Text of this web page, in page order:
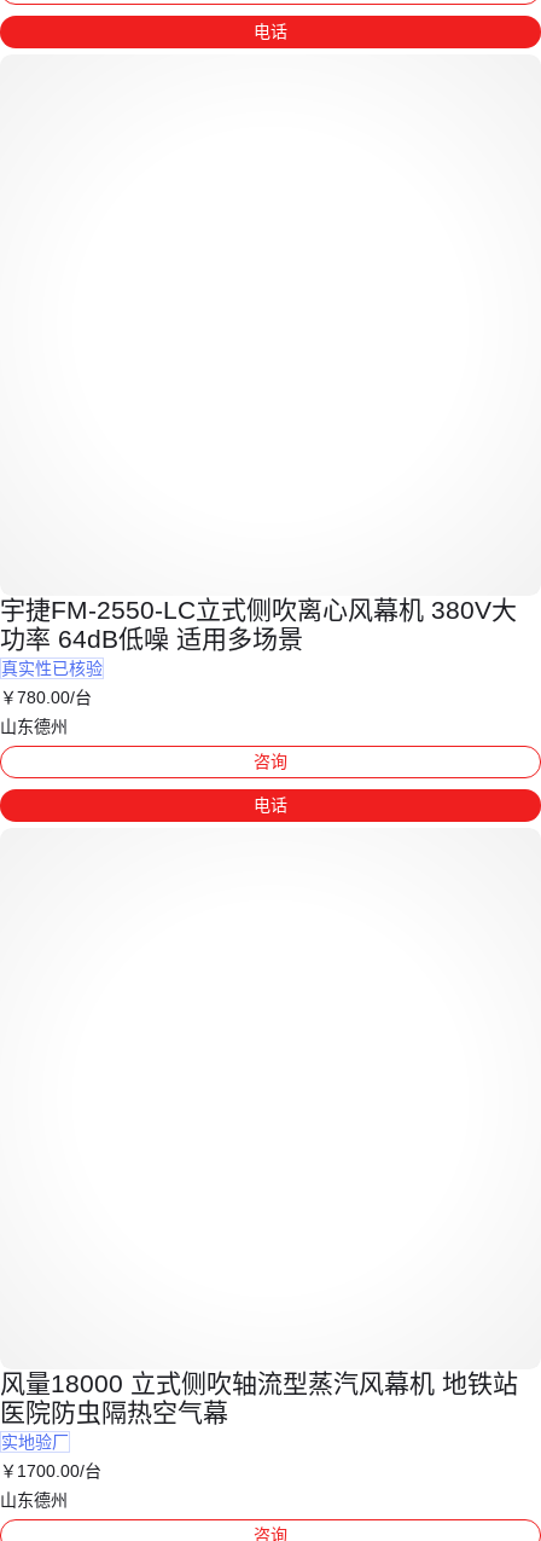
电话
宇捷FM-2550-LC立式侧吹离心风幕机 380V大
功率 64dB低噪 适用多场景
真实性已核验
￥780 .00/台
山东德州
咨询
电话
风量18000 立式侧吹轴流型蒸汽风幕机 地铁站
医院防虫隔热空气幕
实地验厂
￥ 1700 .00/台
山东德州
咨询